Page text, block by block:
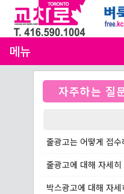
메뉴
자주하는 질
줄광고는 어떻게 접수
줄광고에 대해 자세
박스광고에 대해 자